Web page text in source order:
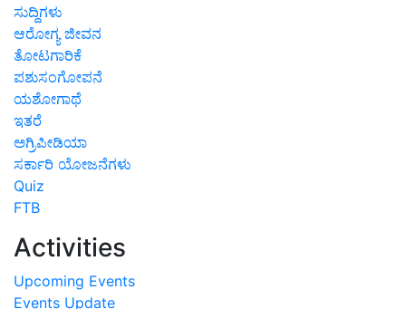
ಸುದ್ದಿಗಳು
ಆರೋಗ್ಯ ಜೀವನ
ತೋಟಗಾರಿಕೆ
ಪಶುಸಂಗೋಪನೆ
ಯಶೋಗಾಥೆ
ಇತರೆ
ಅಗ್ರಿಪೀಡಿಯಾ
ಸರ್ಕಾರಿ ಯೋಜನೆಗಳು
Quiz
FTB
Activities
Upcoming Events
Events Update